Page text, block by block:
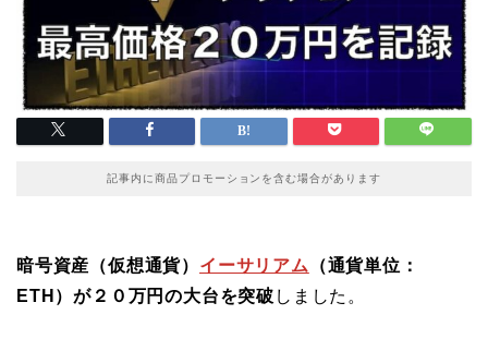
記事内に商品プロモーションを含む場合があります
暗号資産（仮想通貨） イーサリアム
（通貨単位：
ETH）が２０万円の大台を突破 しました。